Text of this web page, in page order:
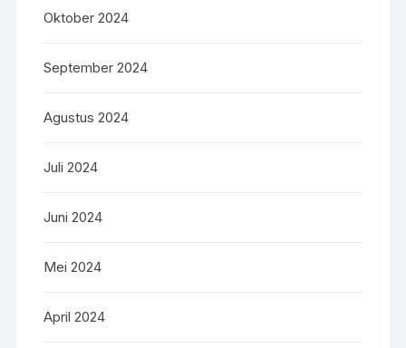
Oktober 2024
September 2024
Agustus 2024
Juli 2024
Juni 2024
Mei 2024
April 2024